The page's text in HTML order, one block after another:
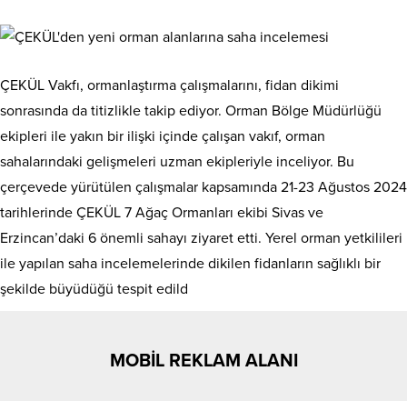
ÇEKÜL Vakfı, ormanlaştırma çalışmalarını, fidan dikimi
sonrasında da titizlikle takip ediyor. Orman Bölge Müdürlüğü
ekipleri ile yakın bir ilişki içinde çalışan vakıf, orman
sahalarındaki gelişmeleri uzman ekipleriyle inceliyor. Bu
çerçevede yürütülen çalışmalar kapsamında 21-23 Ağustos 2024
tarihlerinde ÇEKÜL 7 Ağaç Ormanları ekibi Sivas ve
Erzincan’daki 6 önemli sahayı ziyaret etti. Yerel orman yetkilileri
ile yapılan saha incelemelerinde dikilen fidanların sağlıklı bir
şekilde büyüdüğü tespit edild
MOBİL REKLAM ALANI